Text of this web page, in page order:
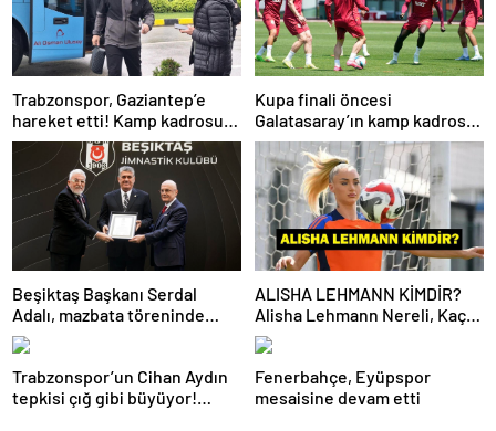
Trabzonspor, Gaziantep’e
hareket etti! Kamp kadrosu
açıklandı…
Kupa finali öncesi
Galatasaray’ın kamp kadrosu
belli oldu!
Beşiktaş Başkanı Serdal
Adalı, mazbata töreninde
konuştu: Gün istikrar
günüdür
ALISHA LEHMANN KİMDİR?
Alisha Lehmann Nereli, Kaç
Yaşında, Hangi Takımda
Oynuyor?
Trabzonspor’un Cihan Aydın
tepkisi çığ gibi büyüyor!
Fenerbahçe, Eyüpspor
mesaisine devam etti